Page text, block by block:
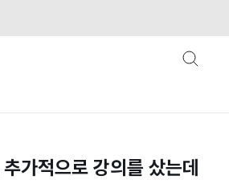
가적으로 강의를 샀는데